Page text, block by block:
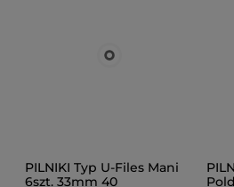
PILNIKI Typ U-Files Mani
6szt. 33mm 40